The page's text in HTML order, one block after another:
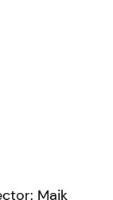
Maik